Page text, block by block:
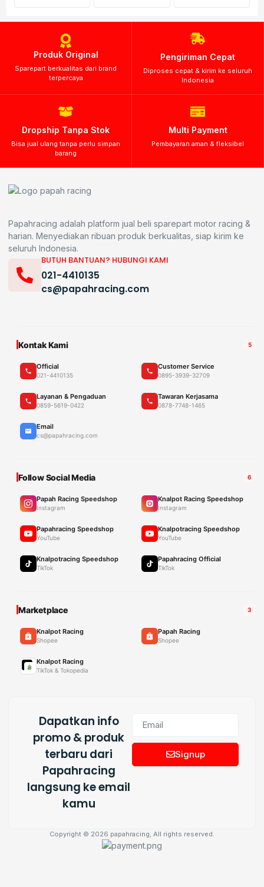
Produk Original
Sparepart berkualitas dari brand
terpercaya
Pengiriman Cepat
Diproses cepat & kirim ke seluruh
Indonesia
Dropship Tanpa Stok
Bisa jual ulang tanpa perlu simpan
barang
Multi Payment
Pembayaran aman & fleksibel
Papahracing adalah platform jual beli sparepart motor racing &
harian. Menyediakan ribuan produk berkualitas, siap kirim ke
seluruh Indonesia.
BUTUH BANTUAN? HUBUNGI KAMI
021-4410135
cs@papahracing.com
Kontak Kami 5
Official
021-4410135
Customer Service
0895-3939-32709
Layanan & Pengaduan
0859-5619-0422
Tawaran Kerjasama
0878-7748-1465
Email
cs@papahracing.com
Follow Social Media 6
Papah Racing Speedshop
Instagram
Knalpot Racing Speedshop
Instagram
Papahracing Speedshop
YouTube
Knalpotracing Speedshop
YouTube
Knalpotracing Speedshop
TikTok
Papahracing Official
TikTok
Marketplace 3
Knalpot Racing
Shopee
Papah Racing
Shopee
Knalpot Racing
TikTok & Tokopedia
Dapatkan info
promo & produk
terbaru dari
Papahracing
langsung ke email
kamu
Signup
Copyright © 2026 papahracing, All rights reserved.